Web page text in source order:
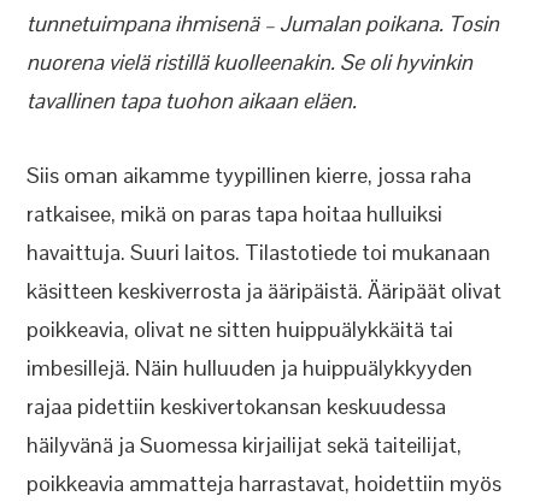
tunnetuimpana ihmisenä – Jumalan poikana. Tosin
nuorena vielä ristillä kuolleenakin. Se oli hyvinkin
tavallinen tapa tuohon aikaan eläen.
Siis oman aikamme tyypillinen kierre, jossa raha
ratkaisee, mikä on paras tapa hoitaa hulluiksi
havaittuja. Suuri laitos. Tilastotiede toi mukanaan
käsitteen keskiverrosta ja ääripäistä. Ääripäät olivat
poikkeavia, olivat ne sitten huippuälykkäitä tai
imbesillejä. Näin hulluuden ja huippuälykkyyden
rajaa pidettiin keskivertokansan keskuudessa
häilyvänä ja Suomessa kirjailijat sekä taiteilijat,
poikkeavia ammatteja harrastavat, hoidettiin myös